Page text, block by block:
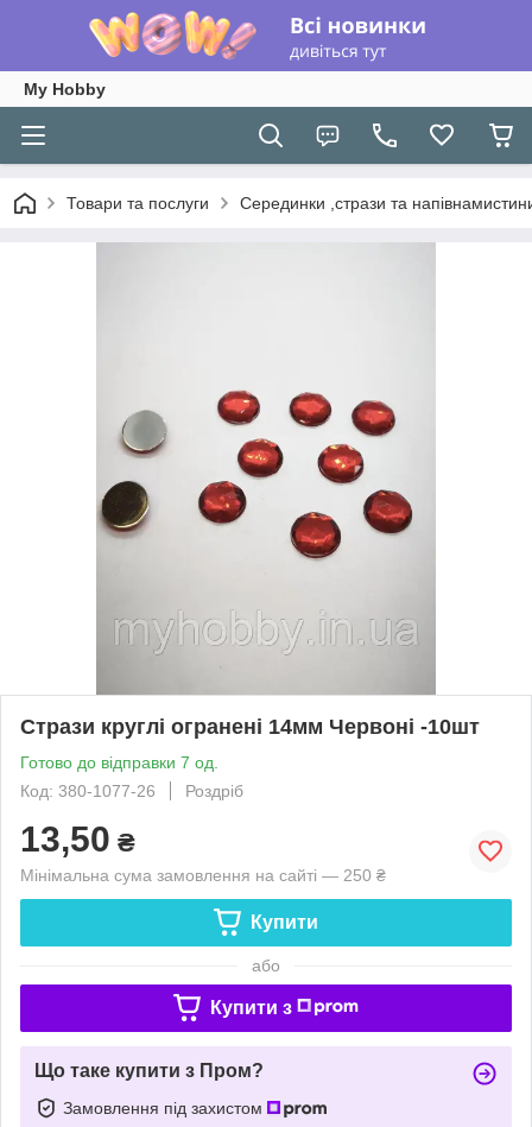
My Hobby
Товари та послуги Серединки ,стрази та
Стрази круглі огранені 14мм Червоні -10шт
Готово до відправки 7 од.
Код: 380-1077-26
Роздріб
13,50 ₴
Мінімальна сума замовлення на сайті — 250 ₴
Купити
або
Купити з
Що таке купити з Пром?
Замовлення під захистом